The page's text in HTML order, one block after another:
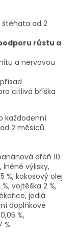
štěňata od 2
růstu a
a nervovou
citlivá bříška
každodenní
2 měsíců
dřeň 10
lněné výlisky,
%, kokosový olej
vojtěška 2 %,
jedlá
doplňkové
%,
%